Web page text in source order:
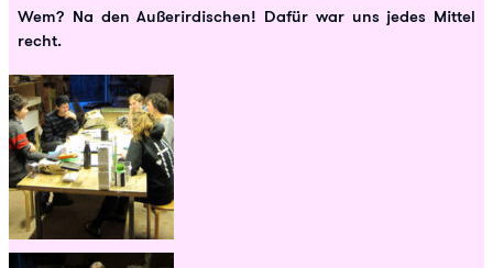
Wem? Na den Außerirdischen! Dafür war uns jedes Mittel
recht.